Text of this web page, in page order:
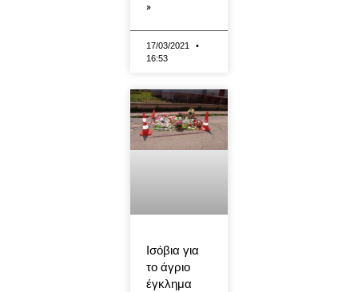
»
17/03/2021
16:53
Ισόβια για
το άγριο
έγκλημα